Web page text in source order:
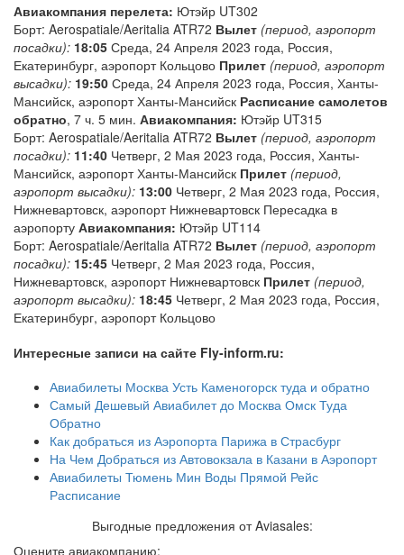
Авиакомпания перелета: Ютэйр UT302
Борт: Aerospatiale/Aeritalia ATR72 Вылет (период, аэропорт
посадки): 18:05 Среда, 24 Апреля 2023 года, Россия,
Екатеринбург, аэропорт Кольцово Прилет (период, аэропорт
высадки): 19:50 Среда, 24 Апреля 2023 года, Россия, Ханты-
Мансийск, аэропорт Ханты-Мансийск Расписание самолетов
обратно, 7 ч. 5 мин. Авиакомпания: Ютэйр UT315
Борт: Aerospatiale/Aeritalia ATR72 Вылет (период, аэропорт
посадки): 11:40 Четверг, 2 Мая 2023 года, Россия, Ханты-
Мансийск, аэропорт Ханты-Мансийск Прилет (период,
аэропорт высадки): 13:00 Четверг, 2 Мая 2023 года, Россия,
Нижневартовск, аэропорт Нижневартовск Пересадка в
аэропорту Авиакомпания: Ютэйр UT114
Борт: Aerospatiale/Aeritalia ATR72 Вылет (период, аэропорт
посадки): 15:45 Четверг, 2 Мая 2023 года, Россия,
Нижневартовск, аэропорт Нижневартовск Прилет (период,
аэропорт высадки): 18:45 Четверг, 2 Мая 2023 года, Россия,
Екатеринбург, аэропорт Кольцово
Интересные записи на сайте Fly-inform.ru:
Авиабилеты Москва Усть Каменогорск туда и обратно
Самый Дешевый Авиабилет до Москва Омск Туда
Обратно
Как добраться из Аэропорта Парижа в Страсбург
На Чем Добраться из Автовокзала в Казани в Аэропорт
Авиабилеты Тюмень Мин Воды Прямой Рейс
Расписание
Выгодные предложения от Aviasales:
Оцените авиакомпанию: